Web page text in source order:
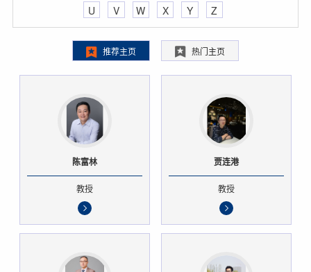
U
V W X Y Z
推荐主页 热门主页
陈富林
教授
贾连港
教授